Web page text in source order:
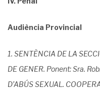
Audiència Provincial
1. SENTÈNCIA DE LA
DE GENER. Ponent: Sra.
D’ABÚS SEXUAL.